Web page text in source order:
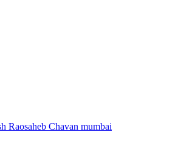
Raosaheb Chavan mumbai